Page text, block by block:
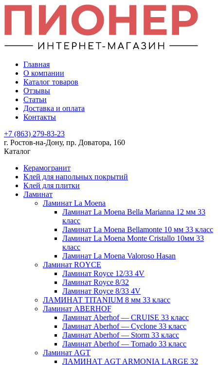
Главная
О компании
Каталог товаров
Отзывы
Статьи
Доставка и оплата
Контакты
+7 (863) 279-83-23
г. Ростов-на-Дону, пр. Доватора, 160
Каталог
Керамогранит
Клей для напольных покрытий
Клей для плитки
Ламинат
Ламинат La Moena
Ламинат La Moena Bella Marianna 12 мм 33
класс
Ламинат La Moena Bellamonte 10 мм 33 класс
Ламинат La Moena Monte Cristallo 10мм 33
класс
Ламинат La Moena Valoroso Hasan
Ламинат ROYCE
Ламинат Royce 12/33 4V
Ламинат Royce 8/32
Ламинат Royce 8/33 4V
ЛАМИНАТ TITANIUM 8 мм 33 класс
Ламинат ABERHOF
Ламинат Aberhof — CRUISE 33 класс
Ламинат Aberhof — Cyclone 33 класс
Ламинат Aberhof — Storm 33 класс
Ламинат Aberhof — Tornado 33 класс
Ламинат AGT
ЛАМИНАТ AGT ARMONIA LARGE 32